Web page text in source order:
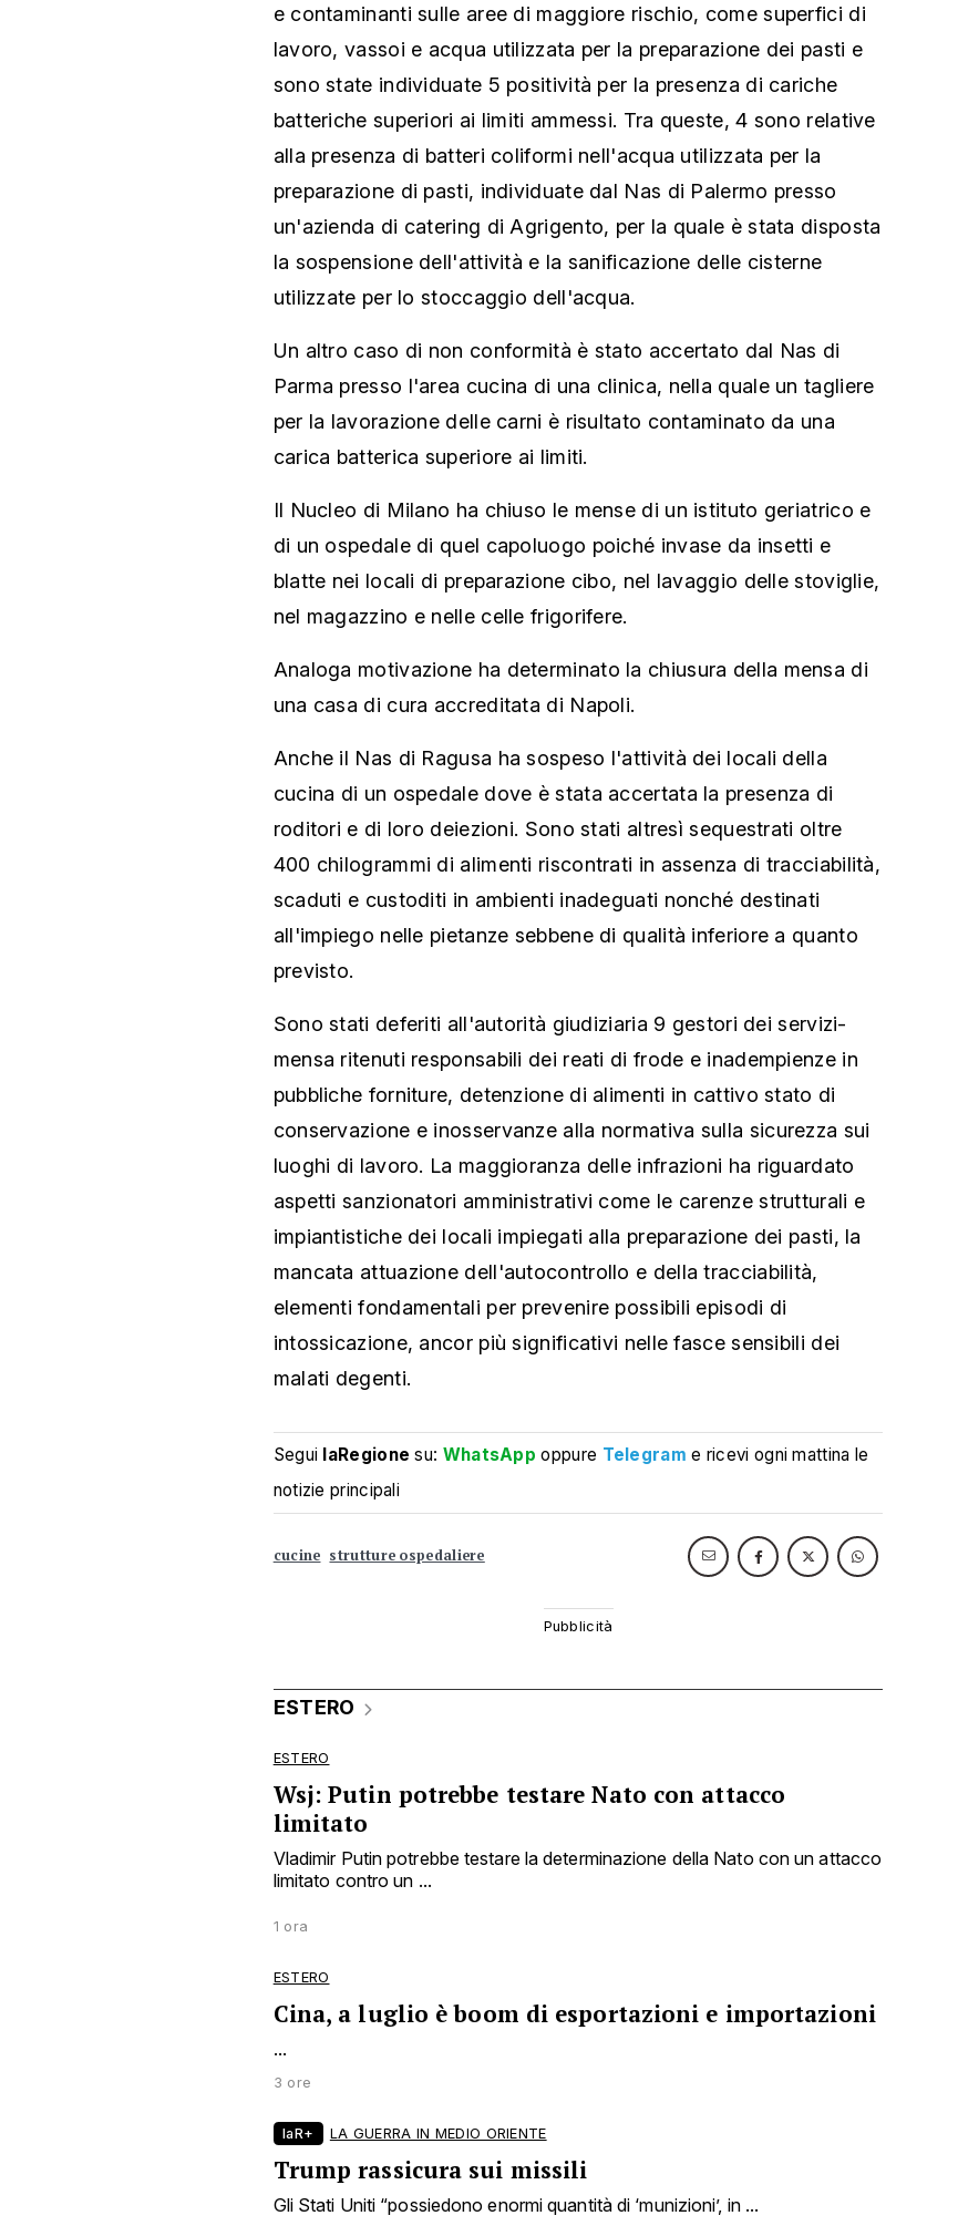
e contaminanti sulle aree di maggiore rischio, come superfici di
lavoro, vassoi e acqua utilizzata per la preparazione dei pasti e
sono state individuate 5 positività per la presenza di cariche
batteriche superiori ai limiti ammessi. Tra queste, 4 sono relative
alla presenza di batteri coliformi nell'acqua utilizzata per la
preparazione di pasti, individuate dal Nas di Palermo presso
un'azienda di catering di Agrigento, per la quale è stata disposta
la sospensione dell'attività e la sanificazione delle cisterne
utilizzate per lo stoccaggio dell'acqua.
Un altro caso di non conformità è stato accertato dal Nas di
Parma presso l'area cucina di una clinica, nella quale un tagliere
per la lavorazione delle carni è risultato contaminato da una
carica batterica superiore ai limiti.
Il Nucleo di Milano ha chiuso le mense di un istituto geriatrico e
di un ospedale di quel capoluogo poiché invase da insetti e
blatte nei locali di preparazione cibo, nel lavaggio delle stoviglie,
nel magazzino e nelle celle frigorifere.
Analoga motivazione ha determinato la chiusura della mensa di
una casa di cura accreditata di Napoli.
Anche il Nas di Ragusa ha sospeso l'attività dei locali della
cucina di un ospedale dove è stata accertata la presenza di
roditori e di loro deiezioni. Sono stati altresì sequestrati oltre
400 chilogrammi di alimenti riscontrati in assenza di tracciabilità,
scaduti e custoditi in ambienti inadeguati nonché destinati
all'impiego nelle pietanze sebbene di qualità inferiore a quanto
previsto.
Sono stati deferiti all'autorità giudiziaria 9 gestori dei servizi-
mensa ritenuti responsabili dei reati di frode e inadempienze in
pubbliche forniture, detenzione di alimenti in cattivo stato di
conservazione e inosservanze alla normativa sulla sicurezza sui
luoghi di lavoro. La maggioranza delle infrazioni ha riguardato
aspetti sanzionatori amministrativi come le carenze strutturali e
impiantistiche dei locali impiegati alla preparazione dei pasti, la
mancata attuazione dell'autocontrollo e della tracciabilità,
elementi fondamentali per prevenire possibili episodi di
intossicazione, ancor più significativi nelle fasce sensibili dei
malati degenti.
Segui laRegione su: WhatsApp oppure Telegram e ricevi ogni mattina le
notizie principali
cucine strutture ospedaliere
ESTERO
ESTERO
Wsj: Putin potrebbe testare Nato con attacco
limitato
Vladimir Putin potrebbe testare la determinazione della Nato con un attacco
limitato contro un ...
1 ora
ESTERO
Cina, a luglio è boom di esportazioni e importazioni
...
3 ore
laR+ LA GUERRA IN MEDIO ORIENTE
Trump rassicura sui missili
Gli Stati Uniti “possiedono enormi quantità di ‘munizioni’, in ...